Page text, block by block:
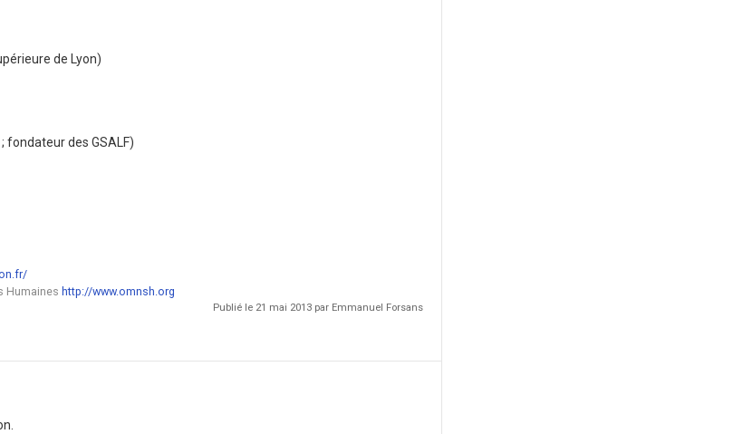
de Lyon)
fondateur des GSALF)
Humaines http://www.omnsh.org
Publié le 21 mai 2013 par Emmanuel Forsans